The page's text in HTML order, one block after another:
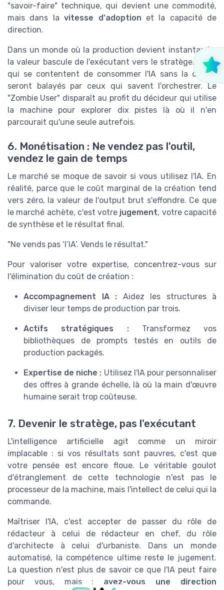
"savoir-faire" technique, qui devient une commodité,
mais dans lavitesse d'adoption et la capacité de
direction.
Dans un monde où la production devient instantanée,
la valeur bascule de l'exécutant vers le stratège. Ceux
qui se contentent de consommer l'IA sans la diriger
seront balayés par ceux qui savent l'orchestrer. Le
"Zombie User" disparaît au profit du décideur qui utilise
la machine pour explorer dix pistes là où il n'en
parcourait qu'une seule autrefois.
6. Monétisation : Ne vendez pas l'outil,
vendez le gain de temps
Le marché se moque de savoir si vous utilisez l'IA. En
réalité, parce que le coût marginal de la création tend
vers zéro, la valeur de l'output brut s'effondre. Ce que
le marché achète, c'est votre jugement, votre capacité
de synthèse et le résultat final.
"Ne vends pas ‘l’IA’. Vends le résultat."
Pour valoriser votre expertise, concentrez-vous sur
l'élimination du coût de création :
Accompagnement IA : Aidez les structures à
diviser leur temps de production par trois.
Actifs stratégiques :Transformez vos
bibliothèques de prompts testés en outils de
production packagés.
Expertise de niche : Utilisez l'IA pour personnaliser
des offres à grande échelle, là où la main d'œuvre
humaine serait trop coûteuse.
7. Devenir le stratège, pas l'exécutant
L'intelligence artificielle agit comme un miroir
implacable : si vos résultats sont pauvres, c'est que
votre pensée est encore floue. Le véritable goulot
d'étranglement de cette technologie n'est pas le
processeur de la machine, mais l'intellect de celui qui la
commande.
Maîtriser l'IA, c'est accepter de passer du rôle de
rédacteur à celui de rédacteur en chef, du rôle
d'architecte à celui d'urbaniste. Dans un monde
automatisé, la compétence ultime reste le jugement.
La question n'est plus de savoir ce que l'IA peut faire
pour vous, mais : avez-vous une direction